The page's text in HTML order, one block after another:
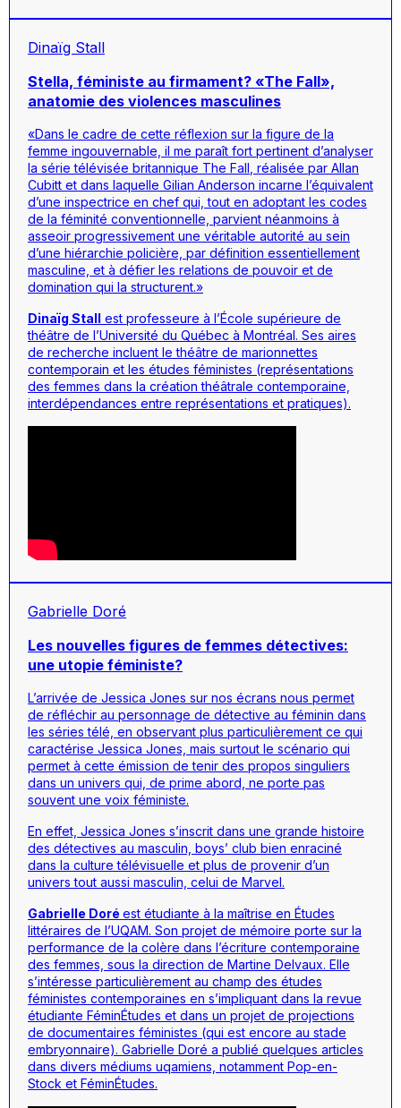
Dinaïg Stall
Stella, féministe au firmament? «The Fall»,
anatomie des violences masculines
«Dans le cadre de cette réflexion sur la figure de la
femme ingouvernable, il me paraît fort pertinent d’analyser
la série télévisée britannique The Fall , réalisée par Allan
Cubitt et dans laquelle Gilian Anderson incarne l’équivalent
d’une inspectrice en chef qui, tout en adoptant les codes
de la féminité conventionnelle, parvient néanmoins à
asseoir progressivement une véritable autorité au sein
d’une hiérarchie policière, par définition essentiellement
masculine, et à défier les relations de pouvoir et de
domination qui la structurent.»
Dinaïg Stall est professeure à l’École supérieure de
théâtre de l’Université du Québec à Montréal. Ses aires
de recherche incluent le théâtre de marionnettes
contemporain et les études féministes (représentations
des femmes dans la création théâtrale contemporaine,
interdépendances entre représentations et pratiques).
Gabrielle Doré
Les nouvelles figures de femmes détectives:
une utopie féministe?
L’arrivée de Jessica Jones sur nos écrans nous permet
de réfléchir au personnage de détective au féminin dans
les séries télé, en observant plus particulièrement ce qui
caractérise Jessica Jones, mais surtout le scénario qui
permet à cette émission de tenir des propos singuliers
dans un univers qui, de prime abord, ne porte pas
souvent une voix féministe.
En effet, Jessica Jones s’inscrit dans une grande histoire
des détectives au masculin, boys’ club bien enraciné
dans la culture télévisuelle et plus de provenir d’un
univers tout aussi masculin, celui de Marvel.
Gabrielle Doré est étudiante à la maîtrise en Études
littéraires de l’UQAM. Son projet de mémoire porte sur la
performance de la colère dans l’écriture contemporaine
des femmes, sous la direction de Martine Delvaux. Elle
s’intéresse particulièrement au champ des études
féministes contemporaines en s’impliquant dans la revue
étudiante FéminÉtudes et dans un projet de projections
de documentaires féministes (qui est encore au stade
embryonnaire). Gabrielle Doré a publié quelques articles
dans divers médiums uqamiens, notamment Pop-en-
Stock et FéminÉtudes.